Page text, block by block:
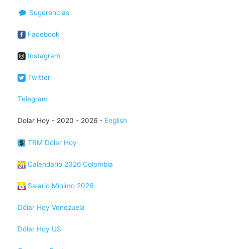
Sugerencias
Facebook
Instagram
Twitter
Telegram
Dolar Hoy - 2020 - 2026 - English
TRM Dólar Hoy
Calendario 2026 Colombia
Salario Mínimo 2026
Dólar Hoy Venezuela
Dólar Hoy US